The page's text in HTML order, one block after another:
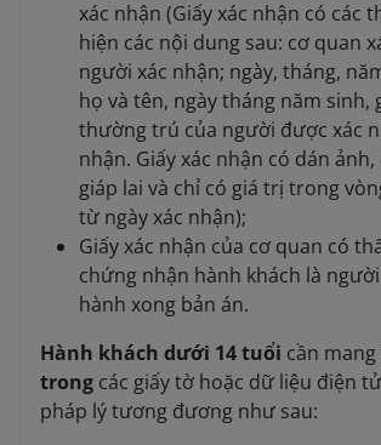
xác nhận (Giấy xác nhận có các
hiện các nội dung sau: cơ quan
người xác nhận; ngày, tháng,
họ và tên, ngày tháng năm sinh,
thường trú của người được xác
nhận. Giấy xác nhận có dán
giáp lai và chỉ có giá trị trong
từ ngày xác nhận);
Giấy xác nhận của cơ quan có
chứng nhận hành khách là
hành xong bản án.
Hành khách dưới 14 tuổi cần
trong các giấy tờ hoặc dữ liệu điện
pháp lý tương đương như sau: